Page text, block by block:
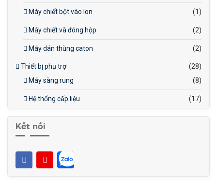
Máy chiết bột vào lon (1)
Máy chiết và đóng hộp (2)
Máy dán thùng caton (2)
Thiết bị phụ trợ
(28)
Máy sàng rung
(8)
Hệ thống cấp liệu (17)
Kết nối